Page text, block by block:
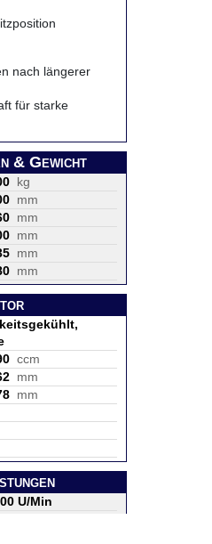
nach längerer
für starke
& Gewicht
kg
mm
mm
mm
mm
mm
ccm
mm
mm
U/Min